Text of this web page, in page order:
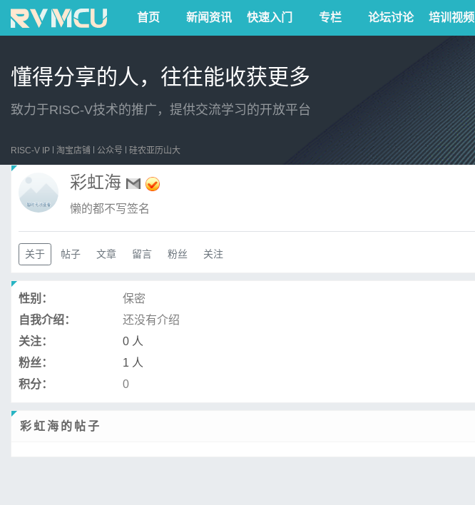
首页 新闻资讯 快速入门 专栏 论坛讨论 培训视频
懂得分享的人，往往能收获更多
致力于RISC-V技术的推广，提供交流学习的开放平台
RISC-V IP 淘宝店铺 公众号 硅农亚历山大
彩虹海
懒的都不写签名
关于 帖子 文章 留言 粉丝 关注
性别：
保密
自我介绍：
还没有介绍
关注：
0 人
粉丝：
1 人
积分：
0
彩虹海的帖子